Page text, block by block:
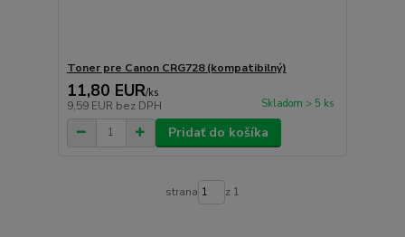
Toner pre Canon CRG728 (kompatibilný)
11,80 EUR/ks
9,59 EUR bez DPH Skladom > 5 ks
Pridať do košíka
strana z 1